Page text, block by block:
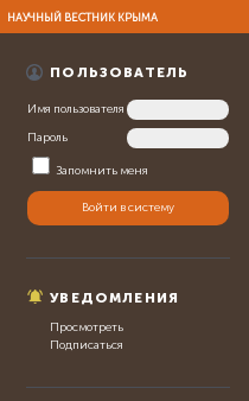
НАУЧНЫЙ ВЕСТНИК КРЫМА
ПОЛЬЗОВАТЕЛЬ
Имя пользователя
Пароль
Запомнить меня
УВЕДОМЛЕНИЯ
Просмотреть
Подписаться